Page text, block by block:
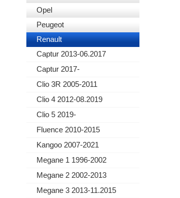
Opel
Peugeot
Renault
Captur 2013-06.2017
Captur 2017-
Clio 3R 2005-2011
Clio 4 2012-08.2019
Clio 5 2019-
Fluence 2010-2015
Kangoo 2007-2021
Megane 1 1996-2002
Megane 2 2002-2013
Megane 3 2013-11.2015